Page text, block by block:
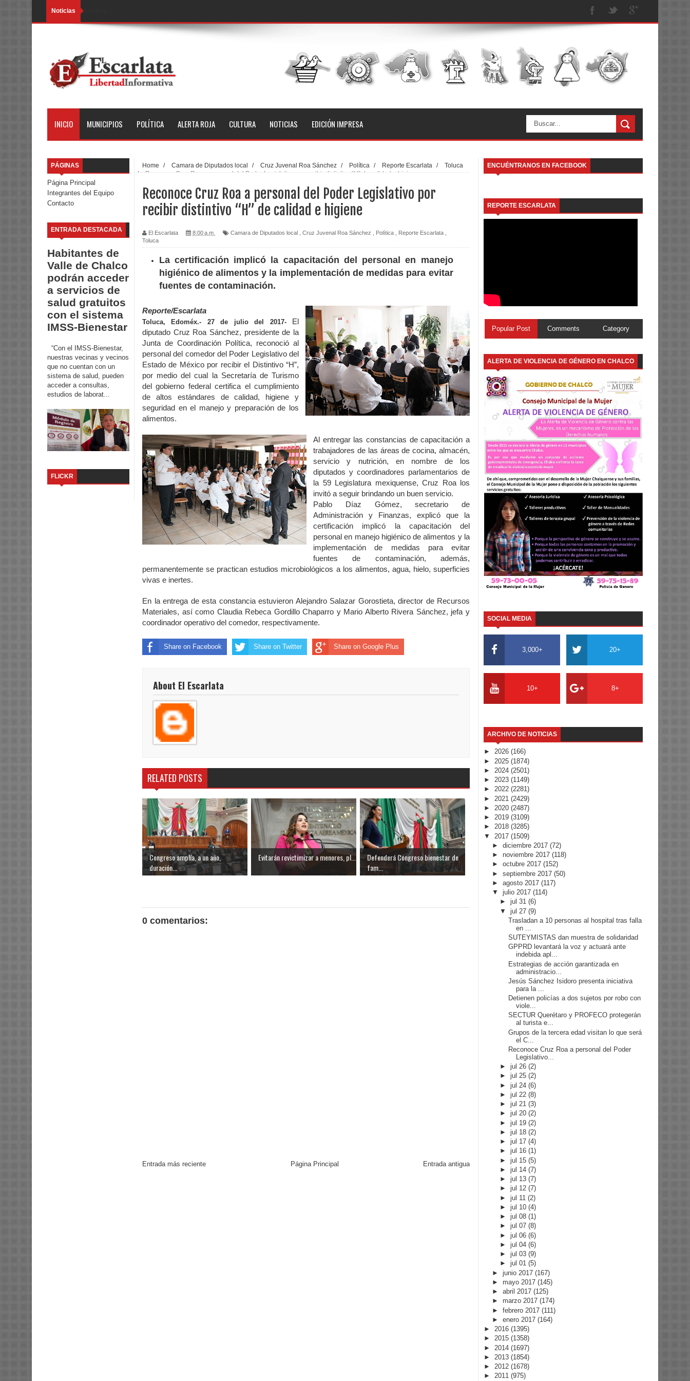
Noticias
INICIO MUNICIPIOS POLÍTICA ALERTA ROJA CULTURA NOTICIAS EDICIÓN IMPRESA
PÁGINAS
Página Principal
Integrantes del Equipo
Contacto
ENTRADA DESTACADA
Habitantes de
Valle de Chalco
podrán acceder
a servicios de
salud gratuitos
con el sistema
IMSS-Bienestar
“Con el IMSS-Bienestar,
nuestras vecinas y vecinos
que no cuentan con un
sistema de salud, pueden
acceder a consultas,
estudios de laborat...
FLICKR
Home / Camara de Diputados local / Cruz Juvenal Roa Sánchez / Política / Reporte Escarlata /
Toluca
/
Reconoce Cruz Roa a personal del Poder Legislativo por recibir distintivo “H” de calidad e higiene
Reconoce Cruz Roa a personal del Poder Legislativo por
recibir distintivo “H” de calidad e higiene
El Escarlata 8:00 a.m. Camara de Diputados local Cruz Juvenal Roa Sánchez Política Reporte Escarlata
Toluca
La certificación implicó la capacitación del personal en manejo
higiénico de alimentos y la implementación de medidas para evitar
fuentes de contaminación.
Reporte/Escarlata
Toluca, Edoméx.- 27 de julio del 2017-
El
diputado Cruz Roa Sánchez, presidente de la
Junta de Coordinación Política, reconoció al
personal del comedor del Poder Legislativo del
Estado de México por recibir el Distintivo “H”,
por medio del cual la Secretaría de Turismo
del gobierno federal certifica el cumplimiento
de altos estándares de calidad, higiene y
seguridad en el manejo y preparación de los
alimentos.
Al entregar las constancias de capacitación a
trabajadores de las áreas de cocina, almacén,
servicio y nutrición, en nombre de los
diputados y coordinadores parlamentarios de
la 59 Legislatura mexiquense, Cruz Roa los
invitó a seguir brindando un buen servicio.
Pablo Díaz Gómez, secretario de
Administración y Finanzas, explicó que la
certificación implicó la capacitación del
personal en manejo higiénico de alimentos y la
implementación de medidas para evitar
fuentes de contaminación, además,
permanentemente se practican estudios microbiológicos a los alimentos, agua, hielo, superficies
vivas e inertes.
En la entrega de esta constancia estuvieron Alejandro Salazar Gorostieta, director de Recursos
Materiales, así como Claudia Rebeca Gordillo Chaparro y Mario Alberto Rivera Sánchez, jefa y
coordinador operativo del comedor, respectivamente.
Share on Facebook Share on Twitter Share on Google Plus
About El Escarlata
RELATED POSTS
Congreso amplía, a un año,
duración...
Evitarán revictimizar a menores, pl...
Defenderá Congreso bienestar de
fam...
0 comentarios:
Entrada más reciente Entrada antigua
Página Principal
ENCUÉNTRANOS EN FACEBOOK
REPORTE ESCARLATA
Popular Post Comments Category
ALERTA DE VIOLENCIA DE GÉNERO EN CHALCO
SOCIAL MEDIA
3,000+ 20+
10+ 8+
ARCHIVO DE NOTICIAS
► 2026 (166)
► 2025 (1874)
► 2024 (2501)
► 2023 (1149)
► 2022 (2281)
► 2021 (2429)
► 2020 (2487)
► 2019 (3109)
► 2018 (3285)
▼ 2017 (1509)
► diciembre 2017 (72)
► noviembre 2017 (118)
► octubre 2017 (152)
► septiembre 2017 (50)
► agosto 2017 (117)
▼ julio 2017 (114)
►jul 31(6)
▼jul 27(9)
Trasladan a 10 personas al hospital tras falla
en ...
SUTEYMISTAS dan muestra de solidaridad
GPPRD levantará la voz y actuará ante
indebida apl...
Estrategias de acción garantizada en
administracio...
Jesús Sánchez Isidoro presenta iniciativa
para la ...
Detienen policías a dos sujetos por robo con
viole...
SECTUR Querétaro y PROFECO protegerán
al turista e...
Grupos de la tercera edad visitan lo que será
el C...
Reconoce Cruz Roa a personal del Poder
Legislativo...
►jul 26(2)
►jul 25(2)
►jul 24(6)
►jul 22(8)
►jul 21(3)
►jul 20(2)
►jul 19(2)
►jul 18(2)
►jul 17(4)
►jul 16(1)
►jul 15(5)
►jul 14(7)
►jul 13(7)
►jul 12(7)
►jul 11(2)
►jul 10(4)
►jul 08(1)
►jul 07(8)
►jul 06(6)
►jul 04(6)
►jul 03(9)
►jul 01(5)
► junio 2017 (167)
► mayo 2017 (145)
► abril 2017 (125)
► marzo 2017 (174)
► febrero 2017 (111)
► enero 2017 (164)
► 2016 (1395)
► 2015 (1358)
► 2014 (1697)
► 2013 (1854)
► 2012 (1678)
► 2011 (975)